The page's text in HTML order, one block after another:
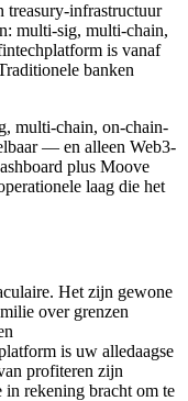
treasury-infrastructuur
multi-sig, multi-chain,
is vanaf
banken
multi-chain, on-chain-
— en alleen Web3-
plus Moove
laag die het
Het zijn gewone
over grenzen
is uw alledaagse
profiteren zijn
in rekening bracht om te